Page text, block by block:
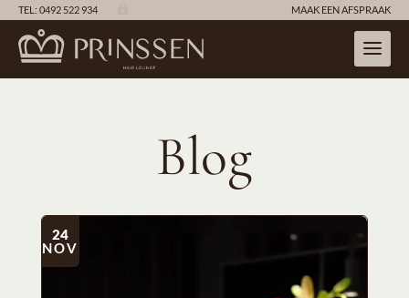
MAAK EEN AFSPRAAK
TEL: 0492 522 934
Blog
24
NOV